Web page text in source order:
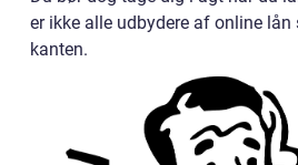
er ikke alle udbydere af online lån
kanten.